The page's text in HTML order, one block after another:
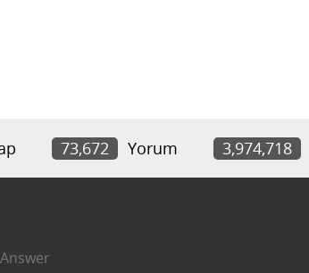
73,672 Yorum 3,974,718